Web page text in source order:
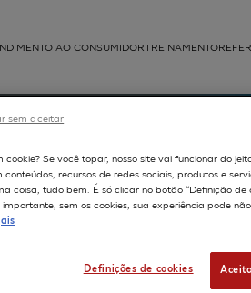
AO CONSUMIDORTREINAMENTO
cookie? Se você topar, nosso site vai funcionar do
conteúdos, recursos de redes sociais, produtos e
coisa, tudo bem. É só clicar no botão “Definição de
sem os cookies, sua experiência pode
Definições de cookies
sem aceitar